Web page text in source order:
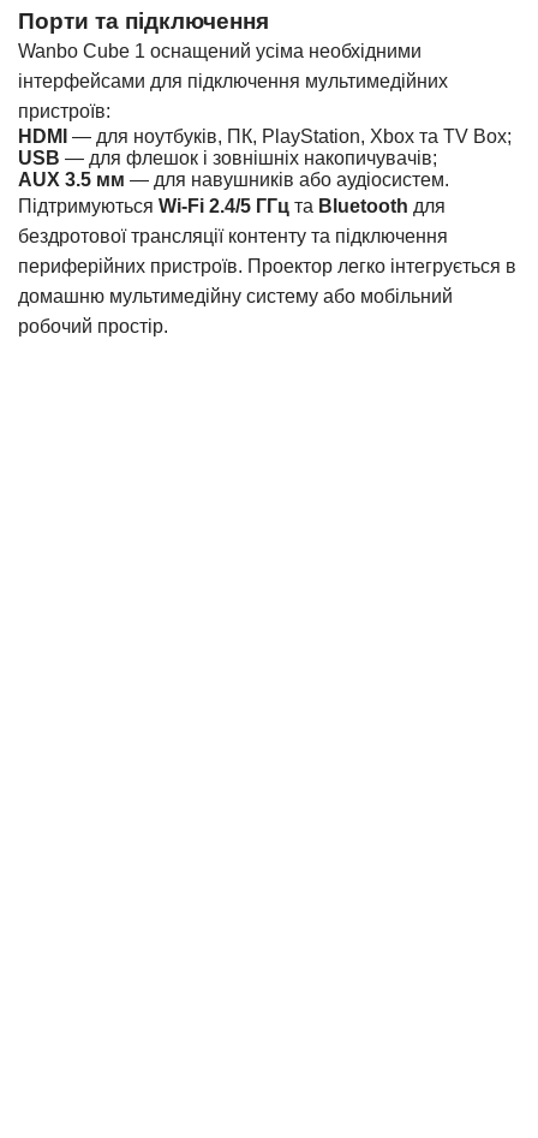
Порти та підключення
Wanbo Cube 1 оснащений усіма необхідними
інтерфейсами для підключення мультимедійних
пристроїв:
HDMI — для ноутбуків, ПК, PlayStation, Xbox та TV Box;
USB — для флешок і зовнішніх накопичувачів;
AUX 3.5 мм — для навушників або аудіосистем.
Підтримуються Wi-Fi 2.4/5 ГГц та Bluetooth для
бездротової трансляції контенту та підключення
периферійних пристроїв. Проектор легко інтегрується в
домашню мультимедійну систему або мобільний
робочий простір.